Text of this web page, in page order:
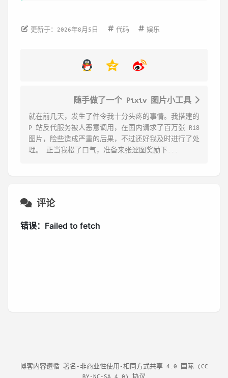
更新于：2026年8月5日 代码 娱乐
随手做了一个 Pixiv 图片小工具
就在前几天，发生了件令我十分头疼的事情。我搭建的
P 站反代服务被人恶意调用，在国内请求了百万张 R18
图片，险些造成严重的后果，不过还好我及时进行了处
理。 正当我松了口气，准备来张涩图奖励下...
评论
博客内容遵循 署名-非商业性使用-相同方式共享 4.0 国际 (CC
BY-NC-SA 4.0) 协议